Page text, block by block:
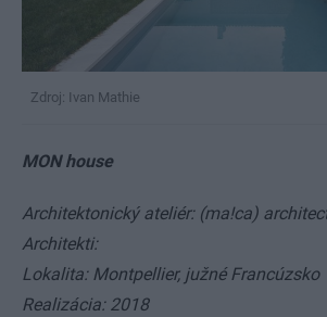
Zdroj: Ivan Mathie
MON house
Architektonický ateliér: (ma!ca)
Architekti:
Lokalita: Montpellier, južné Francúzsko
Realizácia: 2018